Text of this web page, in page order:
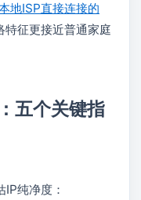
地ISP直接连接的
特征更接近普通家庭
五个关键指
纯净度：